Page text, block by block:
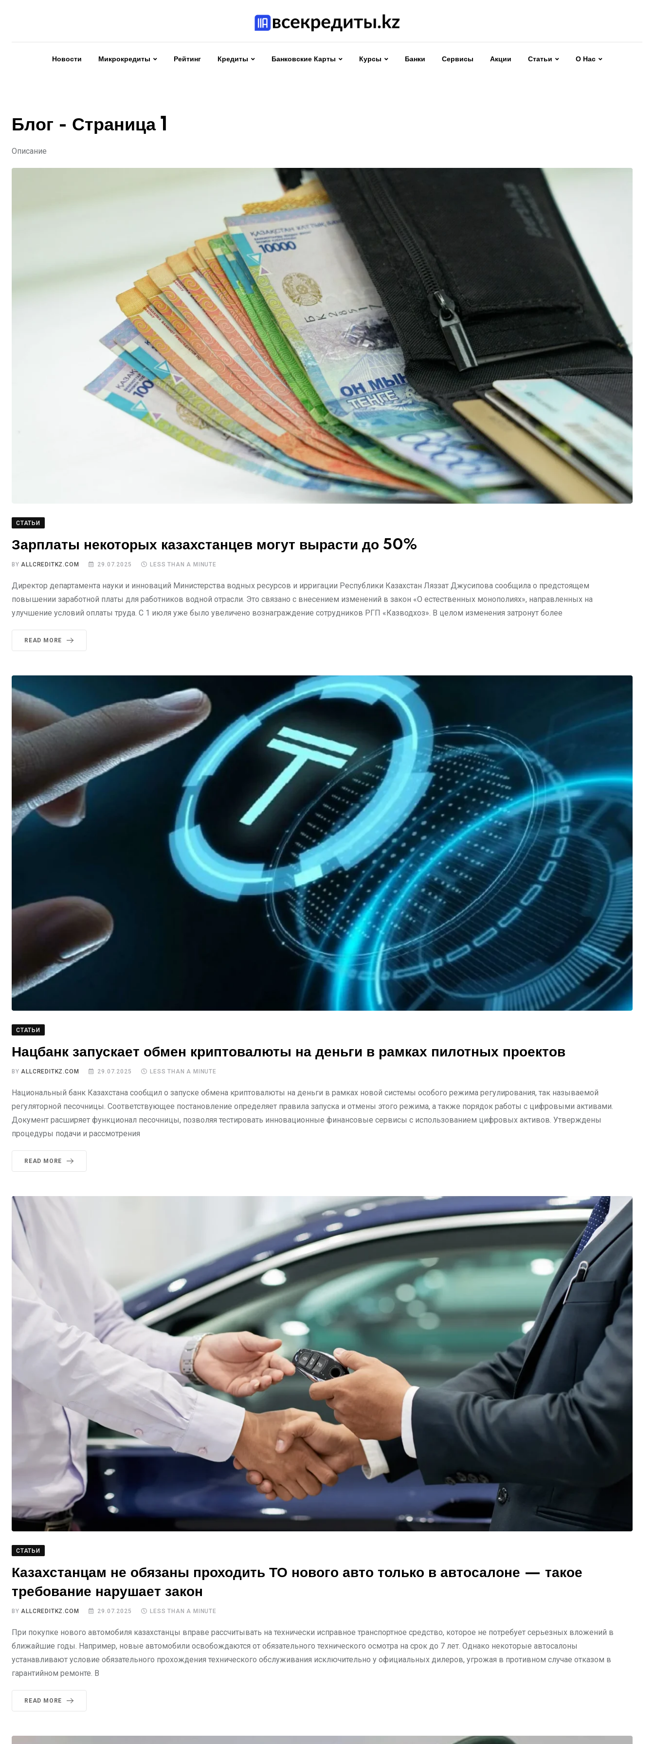
Новости Микрокредиты Рейтинг Кредиты Банковские Карты Курсы Банки Сервисы Акции Статьи О Нас
Блог - Страница 1
Описание
СТАТЬИ
Зарплаты некоторых казахстанцев могут вырасти до 50%
BY ALLCREDITKZ.COM 29.07.2025 LESS THAN A MINUTE
Директор департамента науки и инноваций Министерства водных ресурсов и ирригации Республики Казахстан Ляззат Джусипова сообщила о предстоящем
повышении заработной платы для работников водной отрасли. Это связано с внесением изменений в закон «О естественных монополиях», направленных на
улучшение условий оплаты труда. С 1 июля уже было увеличено вознаграждение сотрудников РГП «Казводхоз». В целом изменения затронут более
READ MORE
СТАТЬИ
Нацбанк запускает обмен криптовалюты на деньги в рамках пилотных проектов
BY ALLCREDITKZ.COM 29.07.2025 LESS THAN A MINUTE
Национальный банк Казахстана сообщил о запуске обмена криптовалюты на деньги в рамках новой системы особого режима регулирования, так называемой
регуляторной песочницы. Соответствующее постановление определяет правила запуска и отмены этого режима, а также порядок работы с цифровыми активами.
Документ расширяет функционал песочницы, позволяя тестировать инновационные финансовые сервисы с использованием цифровых активов. Утверждены
процедуры подачи и рассмотрения
READ MORE
СТАТЬИ
Казахстанцам не обязаны проходить ТО нового авто только в автосалоне — такое
требование нарушает закон
BYALLCREDITKZ.COM 29.07.2025 LESS THAN A MINUTE
При покупке нового автомобиля казахстанцы вправе рассчитывать на технически исправное транспортное средство, которое не потребует серьезных вложений в
ближайшие годы. Например, новые автомобили освобождаются от обязательного технического осмотра на срок до 7 лет. Однако некоторые автосалоны
устанавливают условие обязательного прохождения технического обслуживания исключительно у официальных дилеров, угрожая в противном случае отказом в
гарантийном ремонте. В
READ MORE